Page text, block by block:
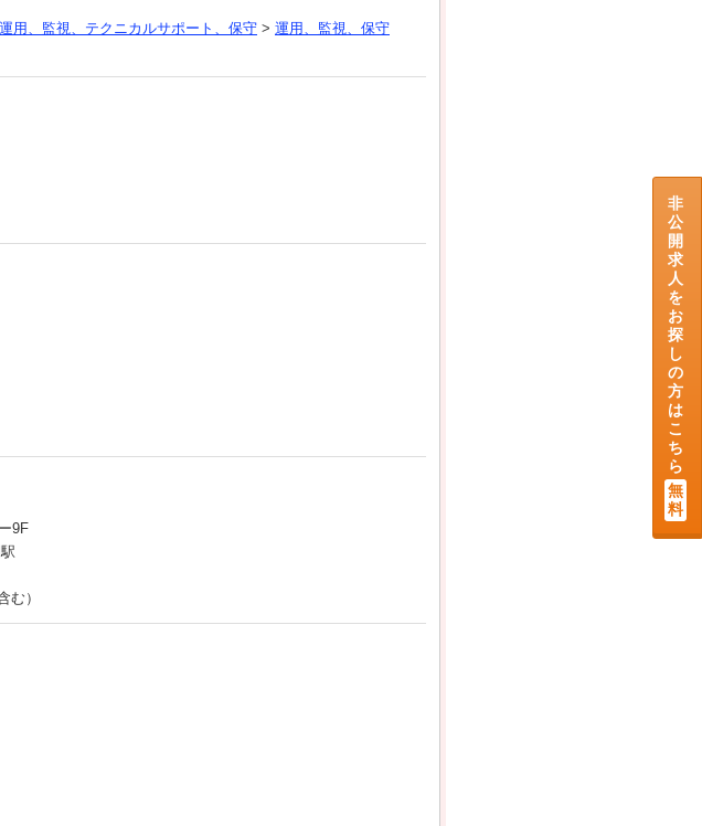
運用、監視、テクニカルサポート、保守 > 運用、監視、保守
9F
む）
非
公
開
求
人
を
お
探
し
の
方
は
こ
ち
ら
無
料